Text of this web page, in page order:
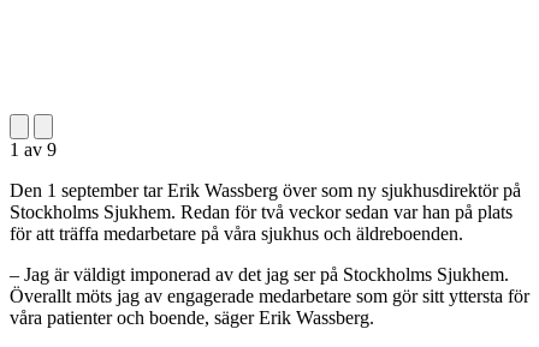
1 av 9
Den 1 september tar Erik Wassberg över som ny sjukhusdirektör på
Stockholms Sjukhem. Redan för två veckor sedan var han på plats
för att träffa medarbetare på våra sjukhus och äldreboenden.
– Jag är väldigt imponerad av det jag ser på Stockholms Sjukhem.
Överallt möts jag av engagerade medarbetare som gör sitt yttersta för
våra patienter och boende, säger Erik Wassberg.